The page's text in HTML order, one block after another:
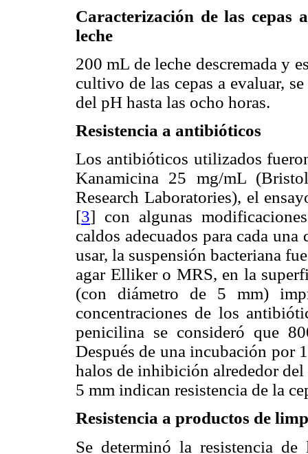
Caracterización de las cepas
leche
200 mL de leche descremada y
cultivo de las cepas a evaluar,
del pH hasta las ocho horas.
Resistencia a antibióticos
Los antibióticos utilizados
Kanamicina 25 mg/mL
Research Laboratories), el
[3] con algunas
caldos adecuados para cada
usar, la suspensión bacteriana
agar Elliker o MRS, en la
(con diámetro de 5 mm)
concentraciones de los
penicilina se consideró que
Después de una incubación por
halos de inhibición alrededor
5 mm indican resistencia de la
Resistencia a productos de
Se determinó la resistencia de